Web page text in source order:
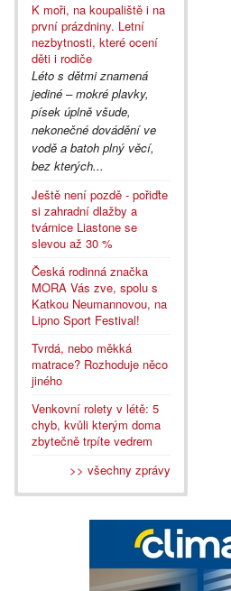
K moři, na koupaliště i na
první prázdniny. Letní
nezbytnosti, které ocení
děti i rodiče
Léto s dětmi znamená
jediné – mokré plavky,
písek úplně všude,
nekonečné dovádění ve
vodě a batoh plný věcí,
bez kterých...
Ještě není pozdě - pořiďte
si zahradní dlažby a
tvárnice Liastone se
slevou až 30 %
Česká rodinná značka
MORA Vás zve, spolu s
Katkou Neumannovou, na
Lipno Sport Festival!
Tvrdá, nebo měkká
matrace? Rozhoduje něco
jiného
Venkovní rolety v létě: 5
chyb, kvůli kterým doma
zbytečně trpíte vedrem
>> všechny zprávy